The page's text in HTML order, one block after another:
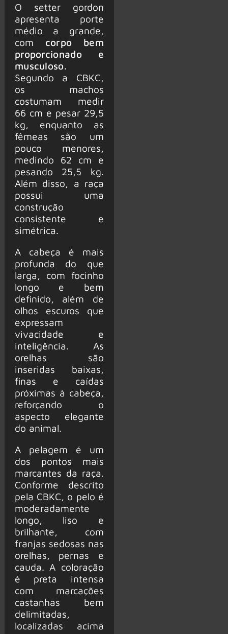
O setter gordon
apresenta porte
médio a grande,
com corpo bem
proporcionado e
musculoso.
Segundo a CBKC,
os machos
costumam medir
66 cm e pesar 29,5
kg, enquanto as
fêmeas são um
pouco menores,
medindo 62 cm e
pesando 25,5 kg.
Além disso, a raça
possui uma
construção
consistente e
simétrica.
A cabeça é mais
profunda do que
larga, com focinho
longo e bem
definido, além de
olhos escuros que
expressam
vivacidade e
inteligência. As
orelhas são
inseridas baixas,
finas e caídas
próximas à cabeça,
reforçando o
aspecto elegante
do animal.
A pelagem é um
dos pontos mais
marcantes da raça.
Conforme descrito
pela CBKC, o pelo é
moderadamente
longo, liso e
brilhante, com
franjas sedosas nas
orelhas, pernas e
cauda. A coloração
é preta intensa
com marcações
castanhas bem
delimitadas,
localizadas acima